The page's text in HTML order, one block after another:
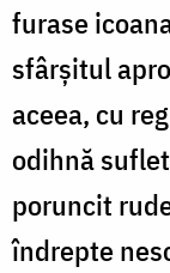
furase
sfârșitul
aceea, cu
odihnă
poruncit
îndrepte